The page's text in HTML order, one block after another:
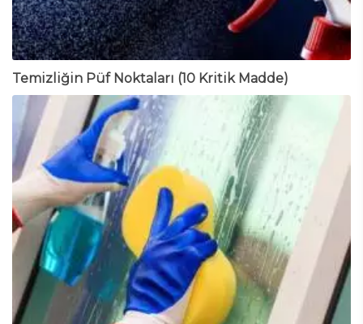
Temizliğin Püf Noktaları (10 Kritik Madde)